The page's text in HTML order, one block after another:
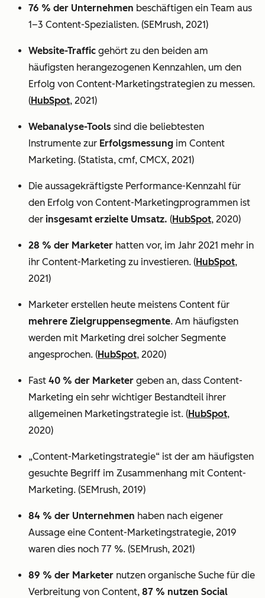
76 % der Unternehmen beschäftigen ein Team aus
1–3 Content-Spezialisten. (SEMrush, 2021)
Website-Traffic gehört zu den beiden am
häufigsten herangezogenen Kennzahlen, um den
Erfolg von Content-Marketingstrategien zu messen.
(HubSpot, 2021)
Webanalyse-Tools sind die beliebtesten
Instrumente zur Erfolgsmessung im Content
Marketing. (Statista, cmf, CMCX, 2021)
Die aussagekräftigste Performance-Kennzahl für
den Erfolg von Content-Marketingprogrammen ist
der insgesamt erzielte Umsatz. (HubSpot, 2020)
28 % der Marketer hatten vor, im Jahr 2021 mehr in
ihr Content-Marketing zu investieren. (HubSpot,
2021)
Marketer erstellen heute meistens Content für
mehrere Zielgruppensegmente. Am häufigsten
werden mit Marketing drei solcher Segmente
angesprochen. (HubSpot, 2020)
Fast 40 % der Marketer geben an, dass Content-
Marketing ein sehr wichtiger Bestandteil ihrer
allgemeinen Marketingstrategie ist. (HubSpot,
2020)
„Content-Marketingstrategie“ ist der am häufigsten
gesuchte Begriff im Zusammenhang mit Content-
Marketing. (SEMrush, 2019)
84 % der Unternehmen haben nach eigener
Aussage eine Content-Marketingstrategie, 2019
waren dies noch 77 %. (SEMrush, 2021)
89 % der Marketer nutzen organische Suche für die
Verbreitung von Content, 87 % nutzen Social